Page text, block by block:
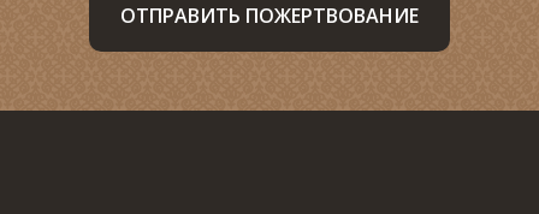
ОТПРАВИТЬ ПОЖЕРТВОВАНИЕ